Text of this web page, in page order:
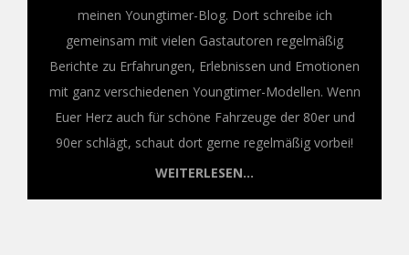
meinen Youngtimer-Blog. Dort schreibe ich
gemeinsam mit vielen Gastautoren regelmäßig
Berichte zu Erfahrungen, Erlebnissen und Emotionen
mit ganz verschiedenen Youngtimer-Modellen. Wenn
Euer Herz auch für schöne Fahrzeuge der 80er und
90er schlägt, schaut dort gerne regelmäßig vorbei!
WEITERLESEN...